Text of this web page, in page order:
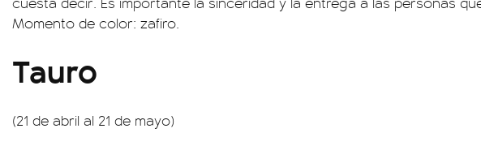
Momento de color: zafiro.
Tauro
(21 de abril al 21 de mayo)